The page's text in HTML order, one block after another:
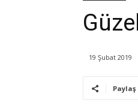
19 Şubat 2019
Paylaş